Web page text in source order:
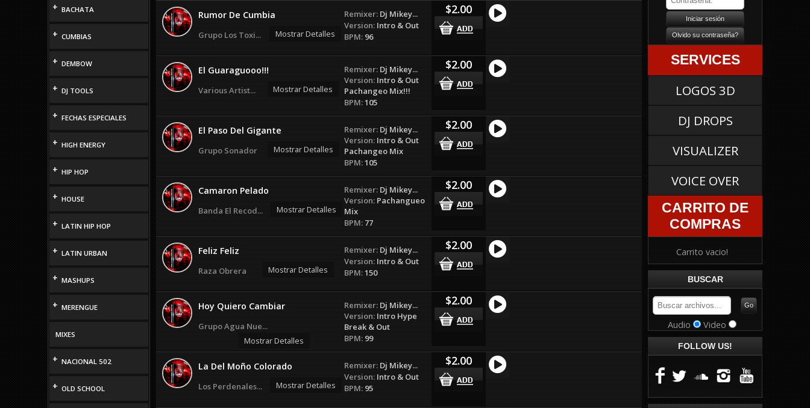
+ BACHATA
+ CUMBIAS
+ DEMBOW
+ DJ TOOLS
+ FECHAS ESPECIALES
+ HIGH ENERGY
+ HIP HOP
+ HOUSE
+ LATIN HIP HOP
+ LATIN URBAN
+ MASHUPS
+ MERENGUE
MIXES
+ NACIONAL 502
+ OLD SCHOOL
Rumor De Cumbia
Grupo Los Toxi... Mostrar Detalles
Remixer: Dj Mikey...
Version: Intro & Out
BPM: 96
$2.00
El Guaraguooo!!!
Various Artist... Mostrar Detalles
Remixer: Dj Mikey...
Version: Intro & Out
Pachangeo Mix!!!
BPM:105
$2.00
El Paso Del Gigante
Grupo Sonador Mostrar Detalles
Remixer: Dj Mikey...
Version: Intro & Out
Pachangeo Mix
BPM:105
$2.00
Camaron Pelado
Banda El Recod... Mostrar Detalles
Remixer: Dj Mikey...
Version: Pachangueo
Mix
BPM: 77
$2.00
Feliz Feliz
Raza Obrera Mostrar Detalles
Remixer: Dj Mikey...
Version: Intro & Out
BPM:150
$2.00
Hoy Quiero Cambiar
Grupo Agua Nue...
Mostrar Detalles
Remixer: Dj Mikey...
Version: Intro Hype
Break & Out
BPM: 99
$2.00
La Del Moño Colorado
Los Perdenales... Mostrar Detalles
Remixer: Dj Mikey...
Version: Intro & Out
BPM: 95
$2.00
SERVICES
LOGOS 3D
DJ DROPS
VISUALIZER
VOICE OVER
CARRITO DE
COMPRAS
Carrito vacio!
BUSCAR
Audio Video
FOLLOW US!